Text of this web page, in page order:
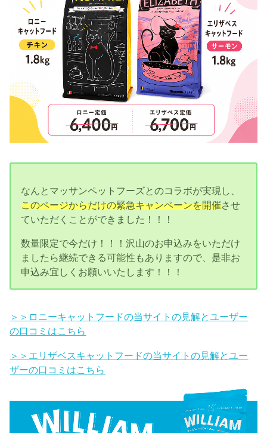
なんとマッサンペットフーズとのコラボが実現し、
このページからだけの緊急キャンペーンを開催させ
ていただくことができました！！！
数量限定で今だけ！！！沢山のお申込みをいただけ
ましたら継続できる可能性もありますので、是非お
申込み宜しくお願いいたします！！！
＞＞ロニーキャットフードの当サイトの見解とユーザー
の口コミはこちら
＞＞エリザベスキャットフードの当サイトの見解とユー
ザーの口コミはこちら